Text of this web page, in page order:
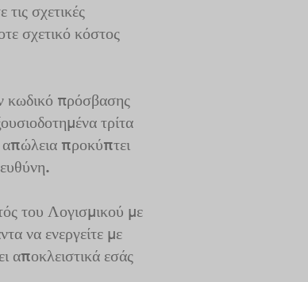
σχετικές
σχετικό κόστος
κωδικό πρόσβασης
τρίτα
προκύπτει
του Λογισμικού με
να ενεργείτε με
αποκλειστικά εσάς